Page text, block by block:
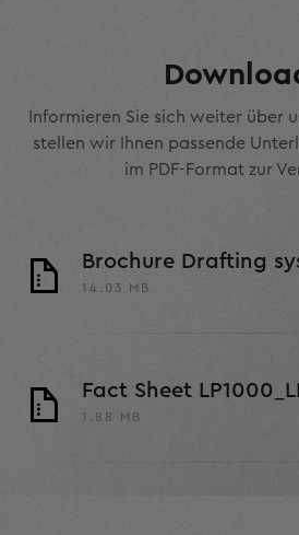
Informieren Sie sich weiter über
stellen wir Ihnen passende
im PDF-Format zur
Brochure Drafting
14.03 MB
Fact Sheet
1.88 MB